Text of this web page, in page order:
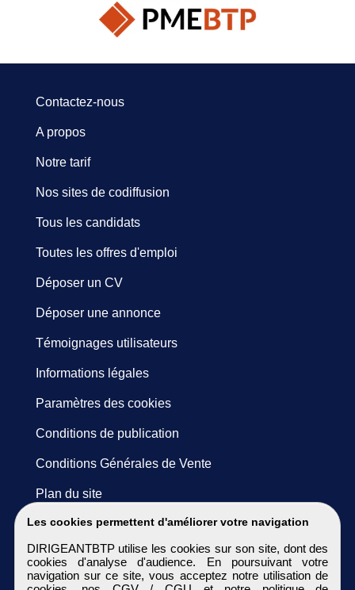
Les cookies permettent d'améliorer votre navigation
DIRIGEANTBTP utilise les cookies sur son site, dont des
cookies d'analyse d'audience. En poursuivant votre
navigation sur ce site, vous acceptez notre utilisation de
Contactez-nous
A propos
Notre tarif
Nos sites de codiffusion
Tous les candidats
Toutes les offres d'emploi
Déposer un CV
Déposer une annonce
Témoignages utilisateurs
Informations légales
Paramètres des cookies
Conditions de publication
Conditions Générales de Vente
Plan du site